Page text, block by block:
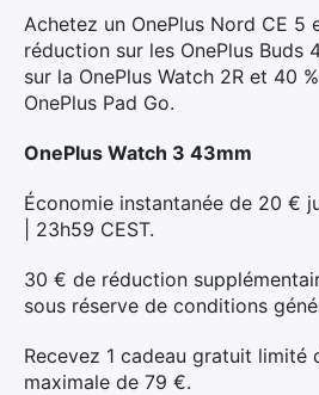
Achetez un OnePlus Nord CE 5
réduction sur les OnePlus Buds
sur la OnePlus Watch 2R et 40
OnePlus Pad Go.
OnePlus Watch 3 43mm
Économie instantanée de 20 €
| 23h59 CEST.
30 € de réduction
sous réserve de conditions
Recevez 1 cadeau gratuit limité
maximale de 79 €.